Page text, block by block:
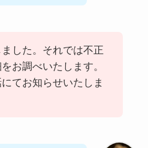
した。それでは不正
お調べいたします。
てお知らせいたしま